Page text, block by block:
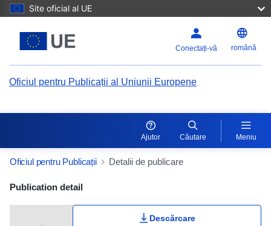
Site oficial al UE
Conectați-vă română
Oficiul pentru Publicații al Uniunii Europene
Ajutor Căutare Meniu
Oficiul pentru Publicații Detalii de publicare
Publication Detail Actions Portlet
Publication detail
Descărcare